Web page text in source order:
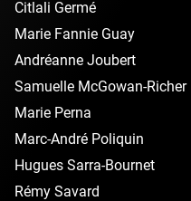
audacieux à un large
familles –, de raconter des
travers les prismes du
Son terrain de jeu est
les cœurs des humains,
Citlali Germé
Marie Fannie Guay
Andréanne Joubert
Samuelle McGowan-Richer
Marie Perna
Marc-André Poliquin
Hugues Sarra-Bournet
Rémy Savard